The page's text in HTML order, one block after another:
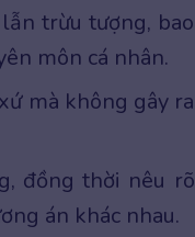
trừu tượng, bao
môn cá nhân.
mà không gây ra
đồng thời nêu rõ
án khác nhau.